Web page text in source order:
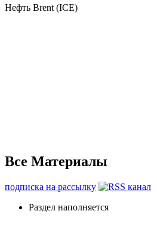
Нефть Brent (ICE)
Все Материалы
подписка на рассылку
Раздел наполняется